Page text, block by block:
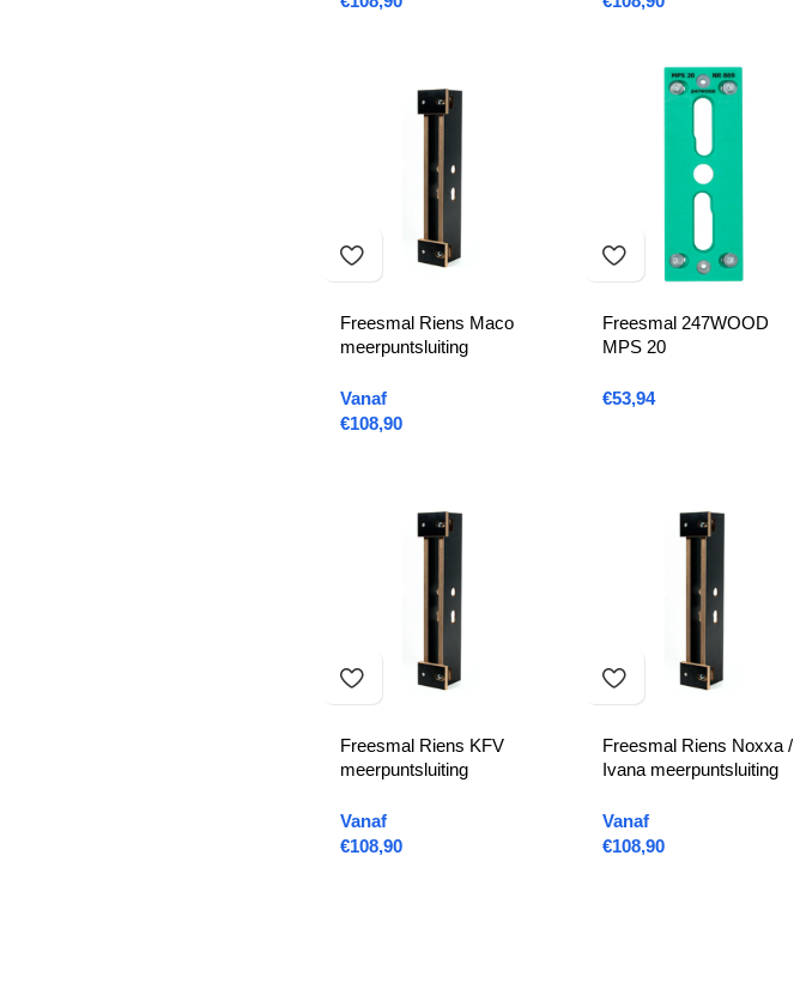
Freesmal Riens Maco
meerpuntsluiting
Vanaf
€108,90
Freesmal 247WOOD
MPS 20
€53,94
Freesmal Riens KFV
meerpuntsluiting
Vanaf
€108,90
Freesmal Riens Noxxa /
Ivana meerpuntsluiting
Vanaf
€108,90